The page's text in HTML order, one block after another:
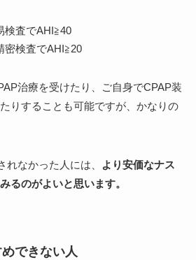
検査でAHI≧40
密検査でAHI≧20
治療を受けたり、ご自身でCPAP装
りすることも可能ですが、かなりの
れなかった人には、
より安価なナス
るのがよいと思います。
できない人